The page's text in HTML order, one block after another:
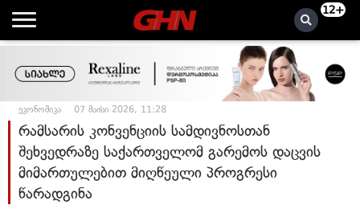
12+
ეკონომიკა 07 მაისი 2026, 11:28
რამსარის კონვენციის სამდივნოსთან
შეხვედრაზე საქართველომ გარემოს დაცვის
მიმართულებით მიღწეული პროგრესი
წარადგინა